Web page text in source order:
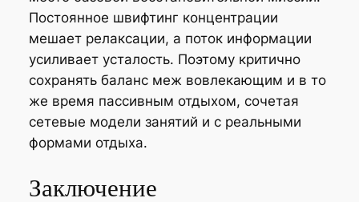
Постоянное швифтинг концентрации
мешает релаксации, а поток информации
усиливает усталость. Поэтому критично
сохранять баланс меж вовлекающим и в то
же время пассивным отдыхом, сочетая
сетевые модели занятий и с реальными
формами отдыха.
Заключение